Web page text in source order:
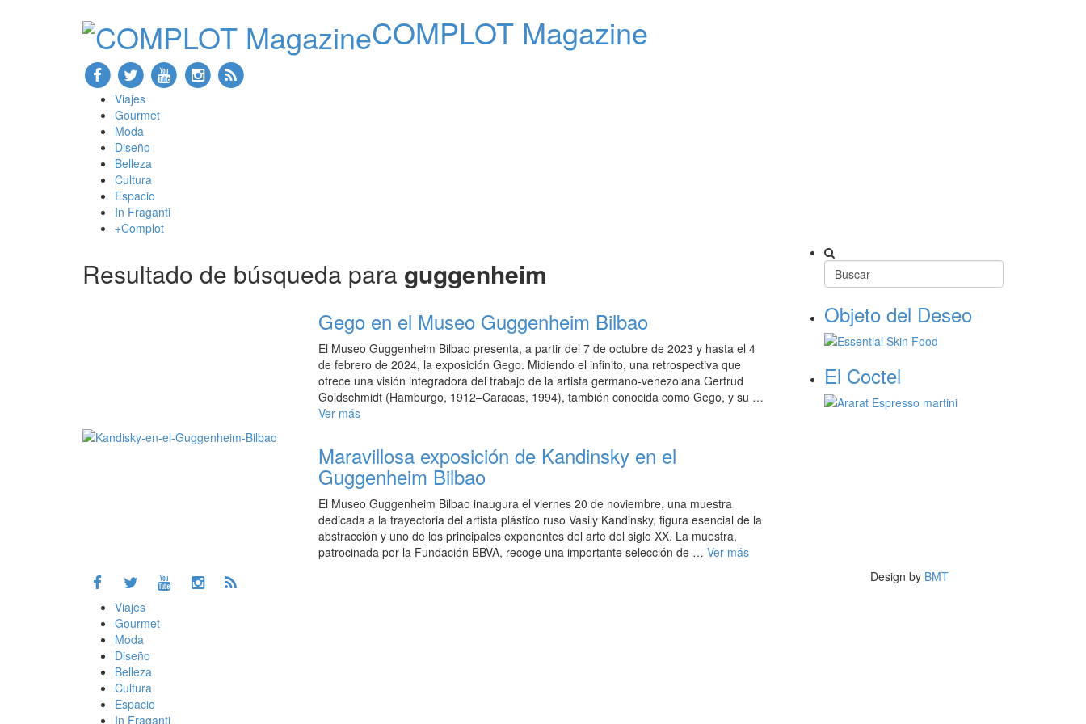
COMPLOT Magazine
Viajes
Gourmet
Moda
Diseño
Belleza
Cultura
Espacio
In Fraganti
+Complot
Resultado de búsqueda para guggenheim
Gego en el Museo Guggenheim Bilbao
El Museo Guggenheim Bilbao presenta, a partir del 7 de octubre de 2023 y hasta el 4
de febrero de 2024, la exposición Gego. Midiendo el infinito, una retrospectiva que
ofrece una visión integradora del trabajo de la artista germano-venezolana Gertrud
Goldschmidt (Hamburgo, 1912–Caracas, 1994), también conocida como Gego, y su …
Ver más
Maravillosa exposición de Kandinsky en el
Guggenheim Bilbao
El Museo Guggenheim Bilbao inaugura el viernes 20 de noviembre, una muestra
dedicada a la trayectoria del artista plástico ruso Vasily Kandinsky, figura esencial de la
abstracción y uno de los principales exponentes del arte del siglo XX. La muestra,
patrocinada por la Fundación BBVA, recoge una importante selección de …Ver más
Objeto del Deseo
El Coctel
Viajes
Gourmet
Moda
Diseño
Belleza
Cultura
Espacio
In Fraganti
Design by BMT